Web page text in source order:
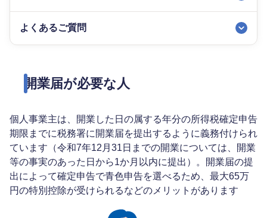
よくあるご質問
開業届が必要な人
個人事業主は、開業した日の属する年分の所得税確定申告
期限までに税務署に開業届を提出するように義務付けられ
ています（令和7年12月31日までの開業については、開業
等の事実のあった日から1か月以内に提出）。開業届の提
出によって確定申告で青色申告を選べるため、最大65万
円の特別控除が受けられるなどのメリットがあります